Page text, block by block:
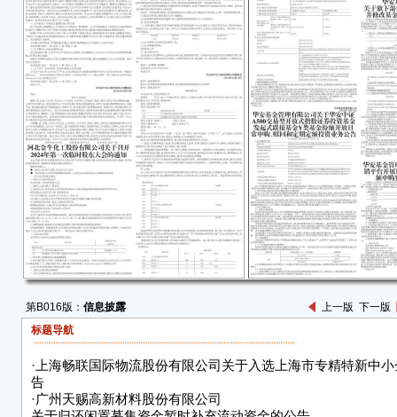
第B016版： 信息披露 上一版 下一版
标题导航
· 上海畅联国际物流股份有限公司关于入选上海市专精特新中
告
·广州天赐高新材料股份有限公司
数的
份数
本公
中电
责任
质押
■
中
融资
知义
务。
特